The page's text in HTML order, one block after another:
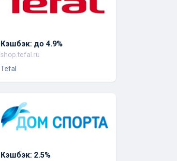
Кэшбэк: до 4.9%
shop.tefal.ru
Tefal
Кэшбэк: 2.5%